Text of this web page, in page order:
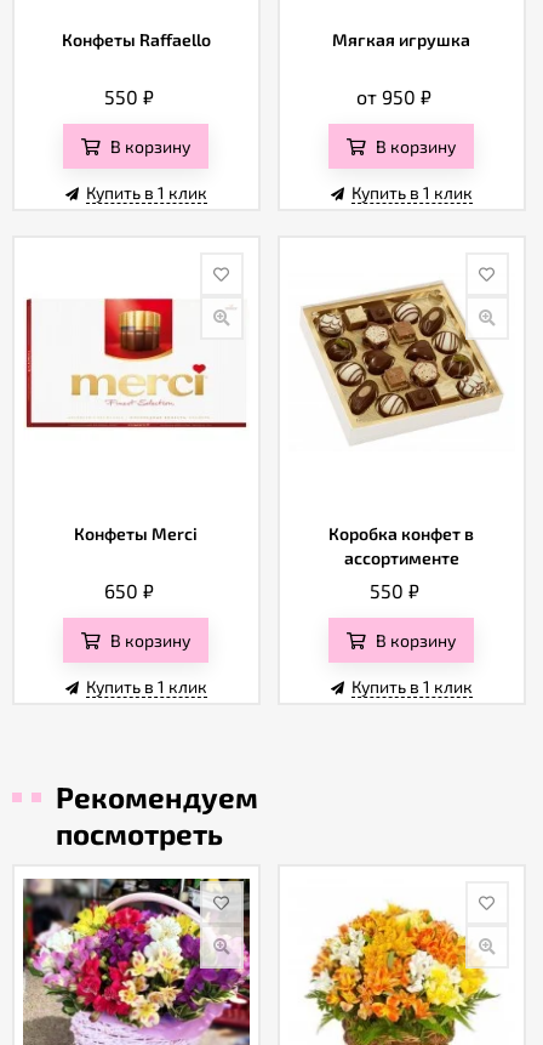
Конфеты Raffaello
550 ₽
В корзину
Купить в 1 клик
Мягкая игрушка
от 950₽
В корзину
Купить в 1 клик
Конфеты Merci
650 ₽
В корзину
Купить в 1 клик
Коробка конфет в
ассортименте
550 ₽
В корзину
Купить в 1 клик
Рекомендуем
посмотреть